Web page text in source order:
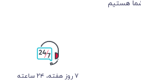
۷ روز ﻫﻔﺘﻪ، ۲۴ ﺳﺎﻋﺘﻪ